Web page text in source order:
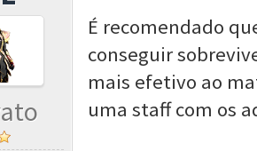
É recomendado
conseguir
mais efetivo ao
uma staff com os